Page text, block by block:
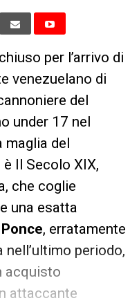
per l’arrivo di
venezuelano di
del
under 17 nel
maglia del
Il Secolo XIX,
che coglie
una esatta
, erratamente
periodo,
acquisto
attaccante